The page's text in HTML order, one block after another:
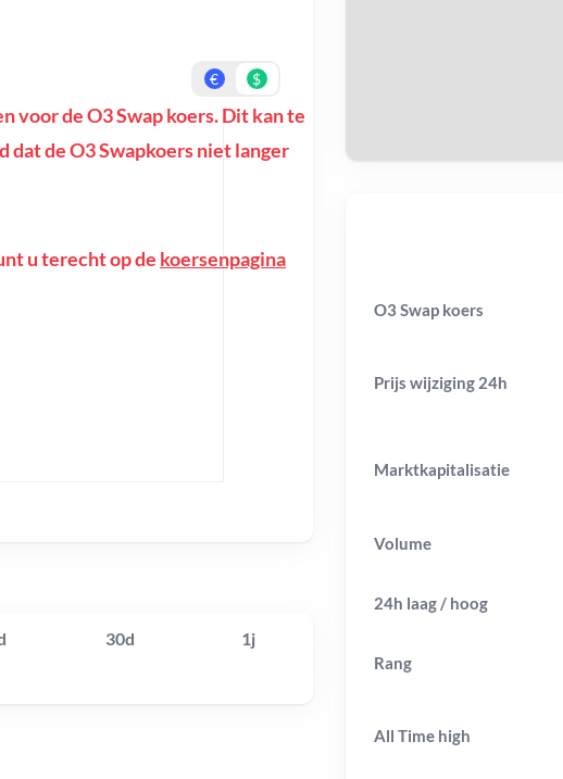
€ $
voor de O3 Swap koers. Dit kan te
de O3 Swapkoers niet langer
u terecht op de koersenpagina
30d 1j
O3 Swap koers
Prijs wijziging 24h
Marktkapitalisatie
Volume
24h laag / hoog
Rang
All Time high